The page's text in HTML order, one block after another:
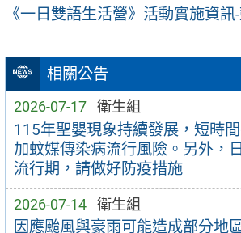
相關公告
2026-07-17 衛生組
115年聖嬰現象持續發展，短時
加蚊媒傳染病流行風險。另外，
流行期，請做好防疫措施
2026-07-14 衛生組
因應颱風與豪雨可能造成部分地
《一日雙語生活營》活動實施資訊